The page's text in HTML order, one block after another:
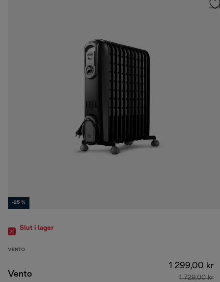
-25 %
Slut i lager
VENTO
Vento
1 299,00 kr
1 729,00 kr